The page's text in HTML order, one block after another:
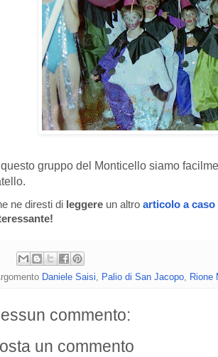
gruppo del Monticello siamo
ne diresti di leggere un altro articolo a caso
Daniele Saisi Palio di San Jacopo Rione
commento:
un commento